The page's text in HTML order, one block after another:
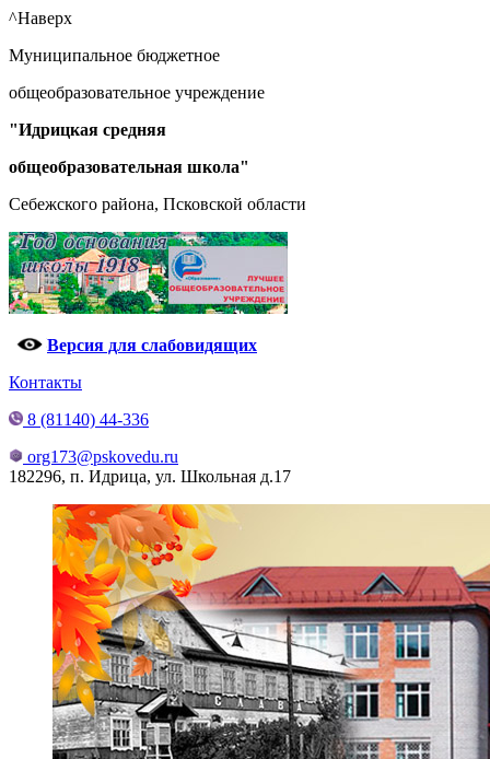
^Наверх
Муниципальное бюджетное
общеобразовательное учреждение
"Идрицкая средняя
общеобразовательная школа"
Себежского района, Псковской области
Версия для слабовидящих
Контакты
8 (81140) 44-336
org173@pskovedu.ru
182296, п. Идрица, ул. Школьная д.17